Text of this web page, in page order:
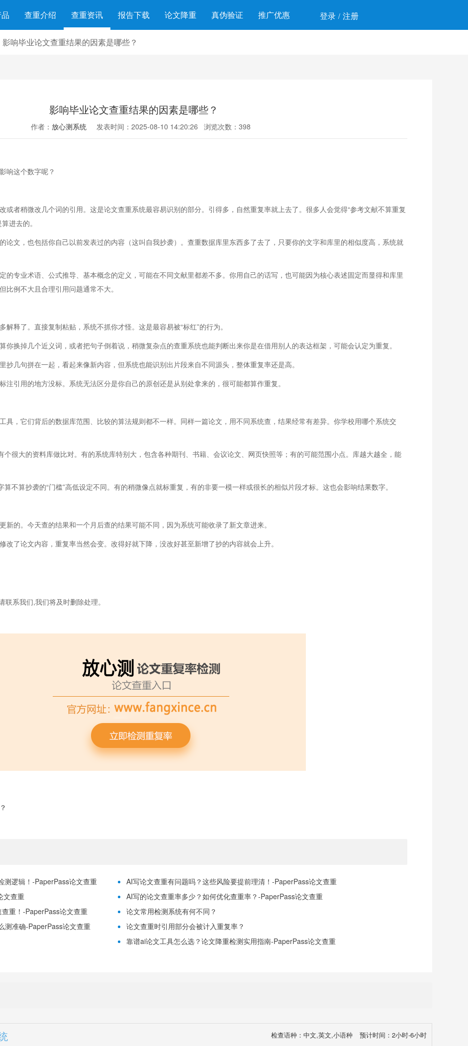
查重介绍 查重资讯 报告下载 论文降重 真伪验证 推广优惠 登录 / 注册
影响毕业论文查重结果的因素是哪些？
影响毕业论文查重结果的因素是哪些？
作者： 放心测系统 发表时间：2025-08-10 14:20:26 浏览次数：398
响这个数字呢？
或者稍微改几个词的引用。这是论文查重系统最容易识别的部分。引得多，自然重复率就上去了。很多人会觉得“参考文献不算重复
进去的。
论文，也包括你自己以前发表过的内容（这叫自我抄袭）。查重数据库里东西多了去了，只要你的文字和库里的相似度高，系统就
的专业术语、公式推导、基本概念的定义，可能在不同文献里都差不多。你用自己的话写，也可能因为核心表述固定而显得和库里
例不大且合理引用问题通常不大。
释了。直接复制粘贴，系统不抓你才怪。这是最容易被“标红”的行为。
你换掉几个近义词，或者把句子倒着说，稍微复杂点的查重系统也能判断出来你是在借用别人的表达框架，可能会认定为重复。
抄几句拼在一起，看起来像新内容，但系统也能识别出片段来自不同源头，整体重复率还是高。
注引用的地方没标。系统无法区分是你自己的原创还是从别处拿来的，很可能都算作重复。
具，它们背后的数据库范围、比较的算法规则都不一样。同样一篇论文，用不同系统查，结果经常有差异。你学校用哪个系统交
个很大的资料库做比对。有的系统库特别大，包含各种期刊、书籍、会议论文、网页快照等；有的可能范围小点。库越大越全，能
算不算抄袭的“门槛”高低设定不同。有的稍微像点就标重复，有的非要一模一样或很长的相似片段才标。这也会影响结果数字。
新的。今天查的结果和一个月后查的结果可能不同，因为系统可能收录了新文章进来。
改了论文内容，重复率当然会变。改得好就下降，没改好甚至新增了抄的内容就会上升。
系我们,我们将及时删除处理。
测逻辑！-PaperPass论文查重
AI写论文查重有问题吗？这些风险要提前理清！-PaperPass论文查重
文查重
AI写的论文查重率多少？如何优化查重率？-PaperPass论文查重
重！-PaperPass论文查重
论文常用检测系统有何不同？
测准确-PaperPass论文查重
论文查重时引用部分会被计入重复率？
靠谱ai论文工具怎么选？论文降重检测实用指南-PaperPass论文查重
检查语种：中文,英文,小语种 预计时间：2小时-6小时